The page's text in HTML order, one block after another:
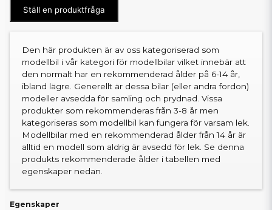
Ställ en produktfråga
Den här produkten är av oss kategoriserad som
modellbil i vår kategori för modellbilar vilket innebär att
den normalt har en rekommenderad ålder på 6-14 år,
ibland lägre. Generellt är dessa bilar (eller andra fordon)
modeller avsedda för samling och prydnad. Vissa
produkter som rekommenderas från 3-8 år men
kategoriseras som modellbil kan fungera för varsam lek.
Modellbilar med en rekommenderad ålder från 14 år är
alltid en modell som aldrig är avsedd för lek. Se denna
produkts rekommenderade ålder i tabellen med
egenskaper nedan.
Egenskaper